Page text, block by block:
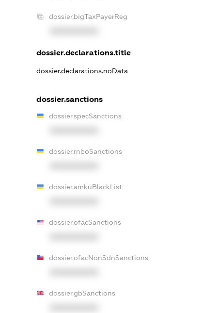
dossier.bigTaxPayerReg
dossier.declarations.title
dossier.declarations.noData
dossier.sanctions
dossier.specSanctions
dossier.rnboSanctions
dossier.amkuBlackList
dossier.ofacSanctions
dossier.ofacNonSdnSanctions
dossier.gbSanctions